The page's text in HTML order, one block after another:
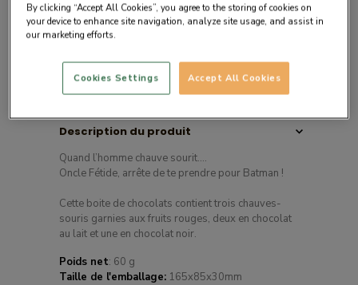
Description du produit
Quand l’homme chauve sourit….
Oncle Fétide, arrête de te prendre pour Batman !
Cette boite de chocolats contient trois chauves-
souris garnies aux fruits rouges, deux en chocolat
au lait et une en chocolat noir.
Poids net: 60 g
Taille de l'emballage: 165x85x30mm
By clicking “Accept All Cookies”, you agree to the storing of cookies on
your device to enhance site navigation, analyze site usage, and assist in
our marketing efforts.
Accept All Cookies
Cookies Settings